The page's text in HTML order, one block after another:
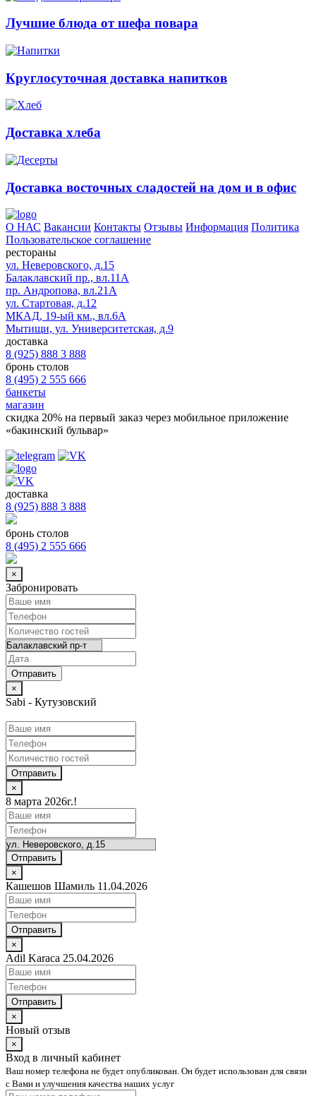
Лучшие блюда от шефа повара
Круглосуточная доставка напитков
Доставка хлеба
Доставка восточных сладостей на дом и в офис
О НАС Вакансии Контакты Отзывы Информация Политика
Пользовательское соглашение
рестораны
ул. Неверовского, д.15
Балаклавский пр., вл.11А
пр. Андропова, вл.21А
ул. Стартовая, д.12
МКАД, 19-ый км., вл.6А
Мытищи, ул. Университетская, д.9
доставка
8 (925) 888 3 888
бронь столов
8 (495) 2 555 666
банкеты
магазин
скидка 20% на первый заказ через мобильное приложение
«бакинский бульвар»
доставка
8 (925) 888 3 888
бронь столов
8 (495) 2 555 666
×
Забронировать
×
Sabi - Кутузовский
Отправить
×
8 марта 2026г.!
Отправить
×
Кашешов Шамиль 11.04.2026
Отправить
×
Adil Karaca 25.04.2026
Отправить
×
Новый отзыв
×
Вход в личный кабинет
Ваш номер телефона не будет опубликован. Он будет использован для связи
с Вами и улучшения качества наших услуг